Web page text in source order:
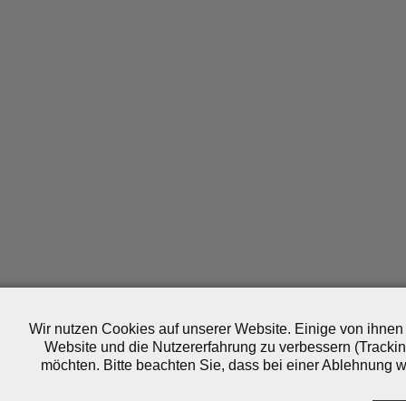
Wir nutzen Cookies auf unserer Website. Einige von
Website und die Nutzererfahrung zu verbessern
möchten. Bitte beachten Sie, dass bei einer Ablehnung